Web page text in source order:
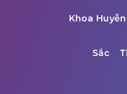
Khoa Huyễn
Sắc